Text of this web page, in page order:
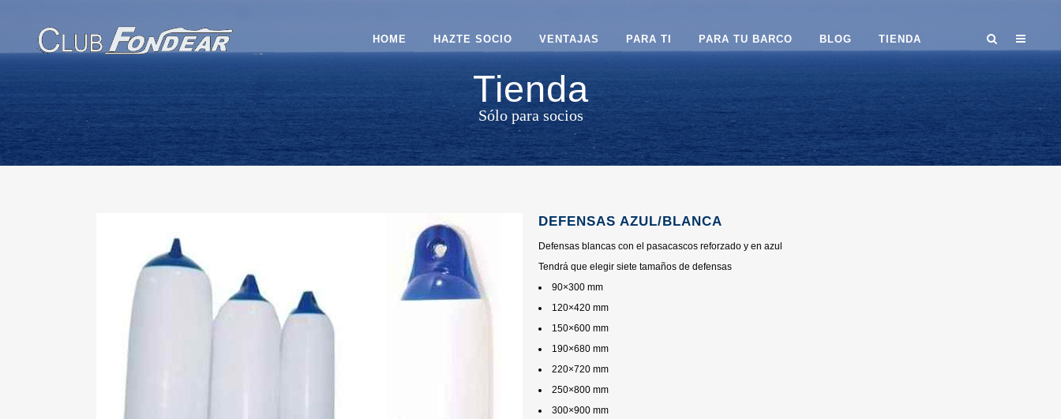
HOME HAZTE SOCIO VENTAJAS PARA TI PARA TU BARCO BLOG TIENDA
Tienda
Sólo para socios
DEFENSAS AZUL/BLANCA
Defensas blancas con el pasacascos reforzado y en azul
Tendrá que elegir siete tamaños de defensas
90×300 mm
120×420 mm
150×600 mm
190×680 mm
220×720 mm
250×800 mm
300×900 mm